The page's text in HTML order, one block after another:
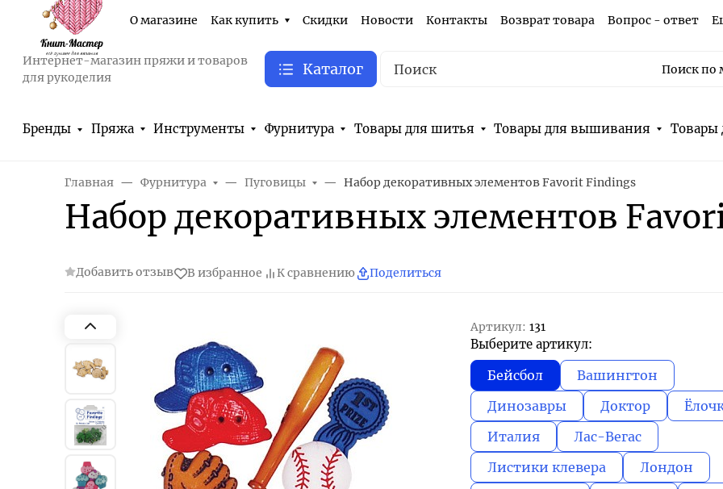
О магазине Как купить Скидки Новости Контакты Возврат товара Вопрос - ответ
Интернет-магазин пряжи и товаров
для рукоделия
Каталог Поиск по
Бренды Пряжа Инструменты Фурнитура Товары для шитья Товары для вышивания Товары
Главная Фурнитура Пуговицы Набор декоративных элементов Favorit Findings
Набор декоративных элементов
Добавить отзыв В избранное К сравнению Поделиться
Артикул: 131
Выберите артикул:
Бейсбол
Вашингтон
Динозавры
Доктор
Италия
Лас-Вегас
Листики клевера
Лондон